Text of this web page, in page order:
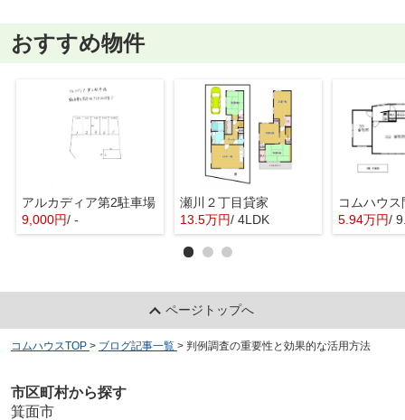
おすすめ物件
アルカディア第2駐車場
9,000円/ -
瀬川２丁目貸家
13.5万円/ 4LDK 5.94万円/
ページトップへ
コムハウスTOP > ブログ記事一覧 > 判例調査の重要性と効果的な活用方法
市区町村から探す
箕面市